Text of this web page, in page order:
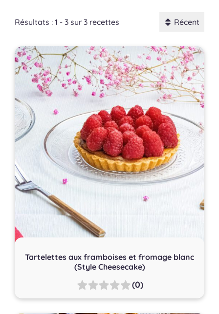
Résultats : 1 - 3 sur 3 recettes Récent
Tartelettes aux framboises et fromage blanc
(Style Cheesecake)
(0)